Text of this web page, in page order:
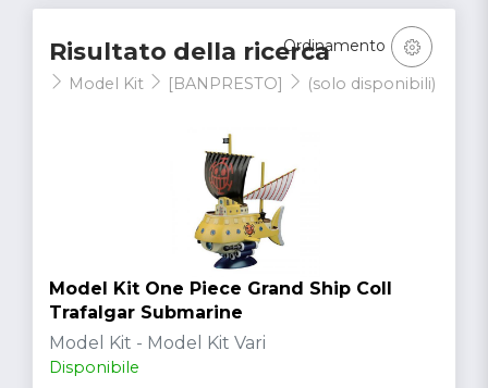
Risultato della ricerca
Model Kit [BANPRESTO] (solo disponibili)
Ordinamento
Model Kit One Piece Grand Ship Coll
Trafalgar Submarine
Model Kit - Model Kit Vari
Disponibile